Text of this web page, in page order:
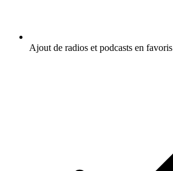
Ajout de radios et podcasts en favoris